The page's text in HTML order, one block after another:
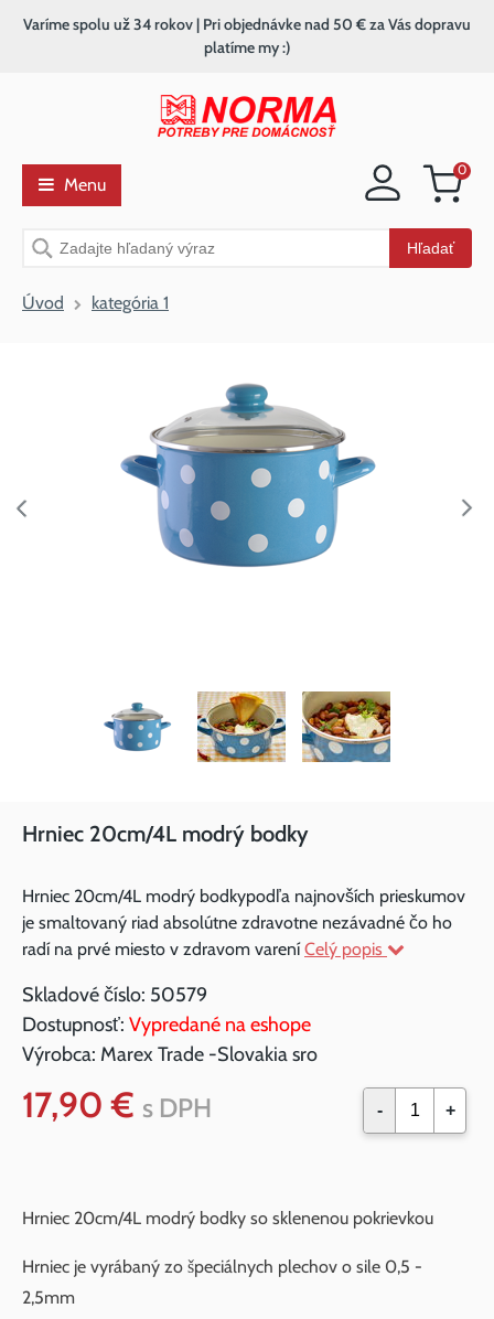
Nákupný
0
Vyhľadávanie Hľadať
Varíme spolu už 34 rokov | Pri objednávke nad 50 € za Vás dopravu
platíme my :)
Menu
Úvod kategória 1
Hrniec 20cm/4L modrý bodky
Hrniec 20cm/4L modrý bodkypodľa najnovších prieskumov
je smaltovaný riad absolútne zdravotne nezávadné čo ho
radí na prvé miesto v zdravom varení Celý popis
Skladové číslo: 50579
Dostupnosť: Vypredané na eshope
Výrobca: Marex Trade -Slovakia sro
17,90 € s DPH - +
Hrniec 20cm/4L modrý bodky so sklenenou pokrievkou
Hrniec je vyrábaný zo špeciálnych plechov o sile 0,5 -
2,5mm